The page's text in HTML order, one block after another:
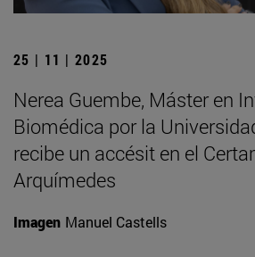
25 | 11 | 2025
Nerea Guembe, Máster en
Biomédica por la
recibe un accésit en el
Arquímedes
Imagen Manuel Castells